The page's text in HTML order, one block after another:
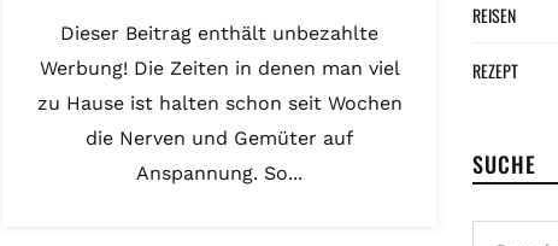
Dieser Beitrag enthält unbezahlte
Werbung! Die Zeiten in denen man viel
zu Hause ist halten schon seit Wochen
die Nerven und Gemüter auf
Anspannung. So...
REISEN
REZEPT
SUCHE